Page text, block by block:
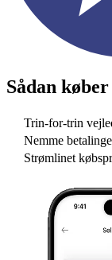
Sådan
Trin-for-trin
Nemme
Strømlinet